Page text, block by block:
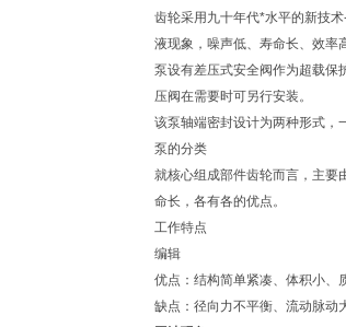
齿轮采用九十年代*水平的新技
液现象，噪声低、寿命长、效率
泵设有差压式安全阀作为超载保
压阀在需要时可另行安装。
该泵轴端密封设计为两种形式，
泵的分类
就核心组成部件齿轮而言，主要
命长，各有各的优点。
工作特点
编辑
优点：结构简单紧凑、体积小、
缺点：径向力不平衡、流动脉动